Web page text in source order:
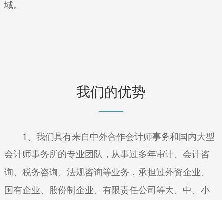
域。
我们的优势
1、我们具有来自中外合作会计师事务和国内大型
会计师事务所的专业团队，从事过多年审计、会计咨
询、税务咨询、法规咨询等业务，承担过外资企业、
国有企业、股份制企业、有限责任公司等大、中、小